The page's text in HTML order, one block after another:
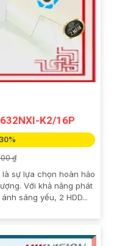
K2/16P
₫
là sự lựa chọn hoàn hảo
Với khả năng phát
sáng yếu, 2 HDD...